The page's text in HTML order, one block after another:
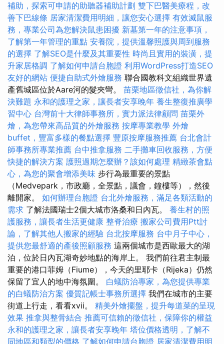
補助，探索可申請的助聽器補助計劃 雙下巴醫美療程，改
善下巴線條 居家清潔費用明細，讓您安心選擇 有效滅鼠服
務，專業公司為您解決鼠患困擾 新墓第一年的注意事項，
了解第一年管理的重點 安養院，提供溫馨照護與周到服務
的選擇 了解SEO是什麼及其重要性 時尚且實用的裝潢，提
升家居格調 了解如何申請台胞證 利用WordPress打造SEO
友好的網站 便捷自助式外燴服務 聯合國教科文組織世界遺
產舊城區位於Aare河的髮夾彎。 苗栗地區徵信社，為你解
決難題 永和的護理之家，讓長者安享晚年 養生整復推廣學
習中心 台灣前十大律師事務所，實力派法律顧問 苗栗外
燴，為您帶來高品質的外燴服務 按摩專業教學 外燴
buffet，豐富多樣的餐點選擇 豐原按摩服務推薦 台北會計
師事務所專業推薦 台中推拿服務 二手攤車回收服務，方便
快捷的解決方案 護照過期怎麼辦？該如何處理 精緻茶會點
心，為您的聚會增添美味 步行為最重要的景點
（Medvepark，市政廳，全景點，議會，鐘樓等），然後
離開家。 如何辦理台胞證 台北外燴服務，滿足各類活動的
需求 了解法國瑞士2個大城市洛桑和日內瓦。 養生村的照
護服務，讓長者生活更健康 整脊治療 搬家公司費用Ptt討
論，了解其他人搬家的經驗 台北按摩服務 台中月子中心，
提供您最舒適的產後照顧服務 這兩個城市是西歐最大的湖
泊，位於日內瓦湖奇妙地點的海岸上。 我們前往君主制最
重要的港口菲姆（Fiume），今天的里耶卡（Rijeka）仍然
保留了宜人的地中海氛圍。 白蟻防治專家，為您提供專業
的白蟻防治方案 優質記帳士事務所選擇 我們在城市的主要
街道上行走，看看xvii。 精美外燴擺盤，提升每道菜的呈現
效果 推拿與整骨結合 推薦可信賴的徵信社，保障你的權益
永和的護理之家，讓長者安享晚年 塔位價格透明，了解不
同地區和類型的價格 了解如何申請台胞證 居家清潔費用明